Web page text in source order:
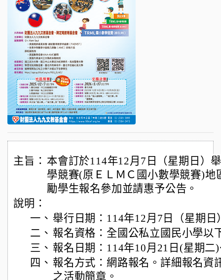
主旨： 本會訂於114年12月7日（星期日）
學競賽(原ＥＬＭＣ國小數學競賽)
勵學生報名參加並請惠予公告。
說明：
一、 舉行日期：114年12月7日（星期日
二、 報名資格：全國公私立國民小學以
三、 報名日期：114年10月21日(星期二
四、 報名方式：網路報名。詳細報名資
之活動簡章。